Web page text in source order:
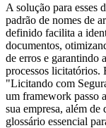
A solução para esses
padrão de nomes de
definido facilita a
documentos,
de erros e garantindo
processos licitatórios.
"Licitando com
um framework passo
sua empresa, além
glossário essencial